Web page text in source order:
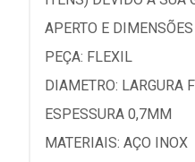
APERTO E
PEÇA: FLEXIL
DIAMETRO: LARGURA
ESPESSURA 0,7MM
MATERIAIS: AÇO INOX